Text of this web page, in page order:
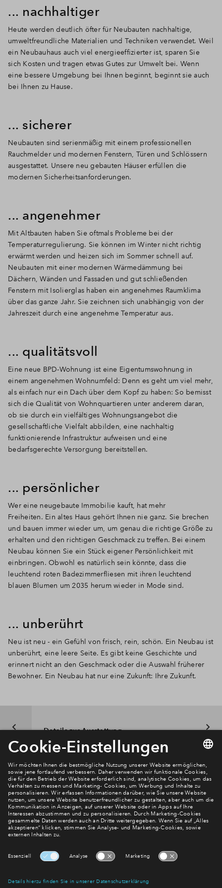
... nachhaltiger
Heute werden deutlich öfter für Neubauten nachhaltige,
umweltfreundliche Materialien und Techniken verwendet. Weil
ein Neubauhaus auch viel energieeffizierter ist, sparen Sie
sich Kosten und tragen etwas Gutes zur Umwelt bei. Wenn
eine bessere Umgebung bei Ihnen beginnt, beginnt sie auch
bei Ihnen zu Hause.
... sicherer
Neubauten sind serienmäßig mit einem professionellen
Rauchmelder und modernen Fenstern, Türen und Schlössern
ausgestattet. Unsere neu gebauten Häuser erfüllen die
modernen Sicherheitsanforderungen.
... angenehmer
Mit Altbauten haben Sie oftmals Probleme bei der
Temperaturregulierung. Sie können im Winter nicht richtig
erwärmt werden und heizen sich im Sommer schnell auf.
Neubauten mit einer modernen Wärmedämmung bei
Dächern, Wänden und Fassaden und gut schließenden
Fenstern mit Isolierglas haben ein angenehmes Raumklima
über das ganze Jahr. Sie zeichnen sich unabhängig von der
Jahreszeit durch eine angenehme Temperatur aus.
... qualitätsvoll
Eine neue BPD-Wohnung ist eine Eigentumswohnung in
einem angenehmen Wohnumfeld: Denn es geht um viel mehr,
als einfach nur ein Dach über dem Kopf zu haben: So bemisst
sich die Qualität von Wohnquartieren unter anderem daran,
ob sie durch ein vielfältiges Wohnungsangebot die
gesellschaftliche Vielfalt abbilden, eine nachhaltig
funktionierende Infrastruktur aufweisen und eine
bedarfsgerechte Versorgung bereitstellen.
... persönlicher
Wer eine neugebaute Immobilie kauft, hat mehr
Freiheiten. Ein altes Haus gehört Ihnen nie ganz. Sie brechen
und bauen immer wieder um, um genau die richtige Größe zu
erhalten und den richtigen Geschmack zu treffen. Bei einem
Neubau können Sie ein Stück eigener Persönlichkeit mit
einbringen. Obwohl es natürlich sein könnte, dass die
leuchtend roten Badezimmerfliesen mit ihren leuchtend
blauen Blumen um 2035 herum wieder in Mode sind.
... unberührt
Neu ist neu - ein Gefühl von frisch, rein, schön. Ein Neubau ist
unberührt, eine leere Seite. Es gibtkeine Geschichte und
erinnert nicht an den Geschmack oder die Auswahl früherer
Bewohner. Ein Neubau hat nur eine Zukunft: Ihre Zukunft.
Details zur Ausstattung
Newsletter Anmeldung
Verpassen Sie zu diesem Wohnprojekt keine Neuigkeiten
mehr! Wir halten Sie auf dem Laufenden – mit unserem
regelmäßig erscheinenden Newsletter informieren wir Sie
über den Stand dieses und weiterer Neubauprojekte.
Abonnieren